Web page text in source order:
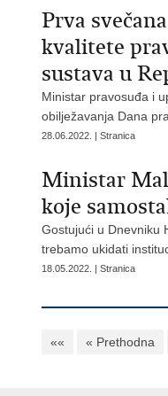
Prva
kvalitete
sustava u
Ministar pravosuđa i
obilježavanja Dana
28.06.2022. | Stranica
Ministar
koje
Gostujući u Dnevniku
trebamo ukidati
18.05.2022. | Stranica
«« « Prethodna